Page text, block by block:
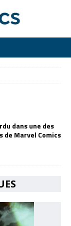
dans une des
Marvel Comics